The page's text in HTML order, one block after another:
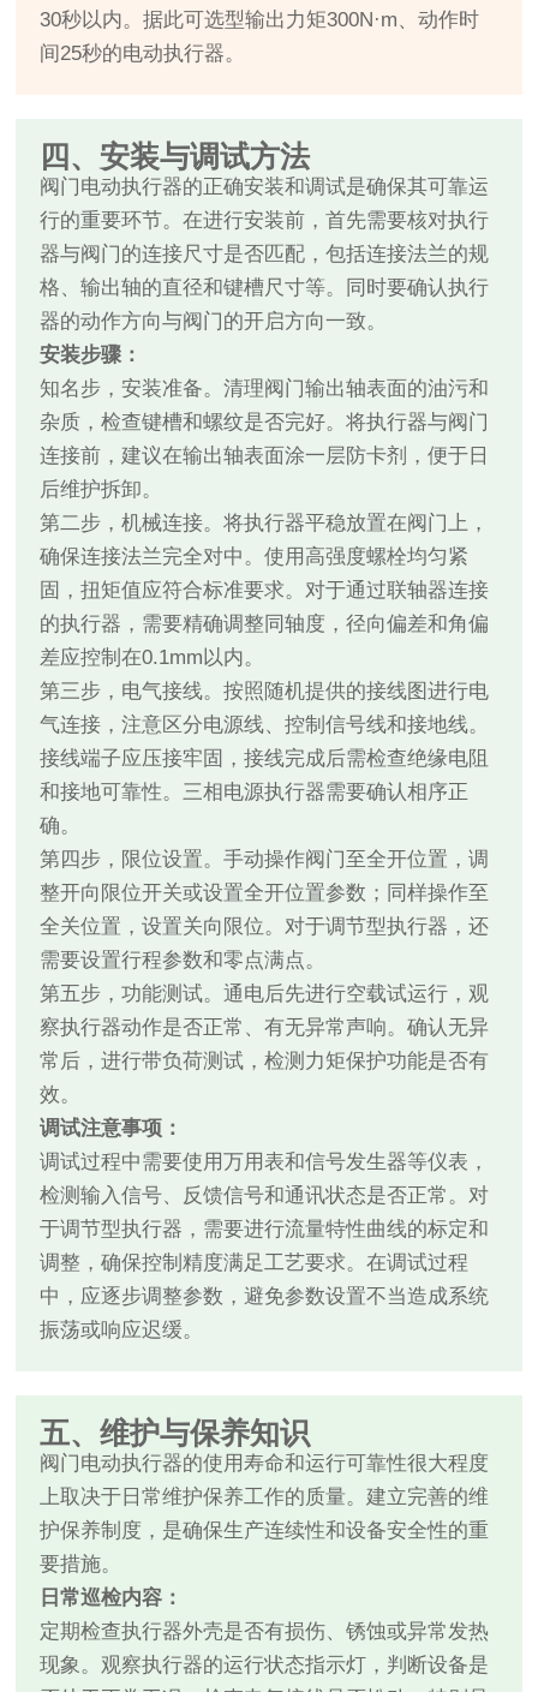
30秒以内。据此可选型输出力矩300N·m、动作时
间25秒的电动执行器。
四、安装与调试方法
阀门电动执行器的正确安装和调试是确保其可靠运
行的重要环节。在进行安装前，首先需要核对执行
器与阀门的连接尺寸是否匹配，包括连接法兰的规
格、输出轴的直径和键槽尺寸等。同时要确认执行
器的动作方向与阀门的开启方向一致。
安装步骤：
知名步，安装准备。清理阀门输出轴表面的油污和
杂质，检查键槽和螺纹是否完好。将执行器与阀门
连接前，建议在输出轴表面涂一层防卡剂，便于日
后维护拆卸。
第二步，机械连接。将执行器平稳放置在阀门上，
确保连接法兰完全对中。使用高强度螺栓均匀紧
固，扭矩值应符合标准要求。对于通过联轴器连接
的执行器，需要精确调整同轴度，径向偏差和角偏
差应控制在0.1mm以内。
第三步，电气接线。按照随机提供的接线图进行电
气连接，注意区分电源线、控制信号线和接地线。
接线端子应压接牢固，接线完成后需检查绝缘电阻
和接地可靠性。三相电源执行器需要确认相序正
确。
第四步，限位设置。手动操作阀门至全开位置，调
整开向限位开关或设置全开位置参数；同样操作至
全关位置，设置关向限位。对于调节型执行器，还
需要设置行程参数和零点满点。
第五步，功能测试。通电后先进行空载试运行，观
察执行器动作是否正常、有无异常声响。确认无异
常后，进行带负荷测试，检测力矩保护功能是否有
效。
调试注意事项：
调试过程中需要使用万用表和信号发生器等仪表，
检测输入信号、反馈信号和通讯状态是否正常。对
于调节型执行器，需要进行流量特性曲线的标定和
调整，确保控制精度满足工艺要求。在调试过程
中，应逐步调整参数，避免参数设置不当造成系统
振荡或响应迟缓。
五、维护与保养知识
阀门电动执行器的使用寿命和运行可靠性很大程度
上取决于日常维护保养工作的质量。建立完善的维
护保养制度，是确保生产连续性和设备安全性的重
要措施。
日常巡检内容：
定期检查执行器外壳是否有损伤、锈蚀或异常发热
现象。观察执行器的运行状态指示灯，判断设备是